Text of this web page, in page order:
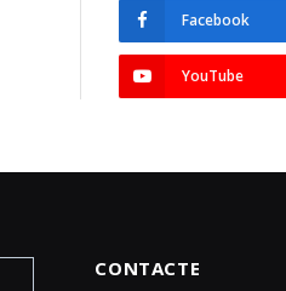
Facebook
YouTube
CONTACTE